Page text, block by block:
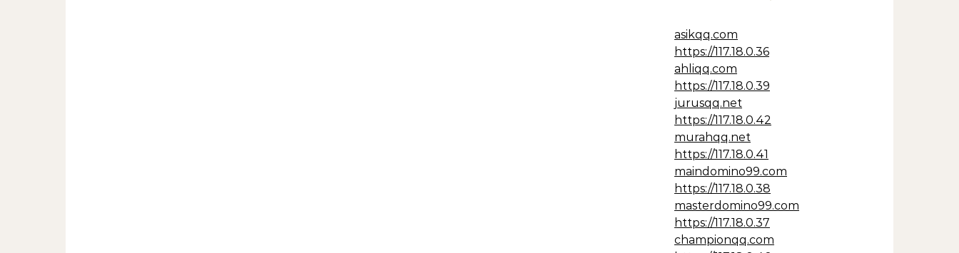
asikqq.com
https://117.18.0.36
ahliqq.com
https://117.18.0.39
jurusqq.net
https://117.18.0.42
murahqq.net
https://117.18.0.41
maindomino99.com
https://117.18.0.38
masterdomino99.com
https://117.18.0.37
championqq.com